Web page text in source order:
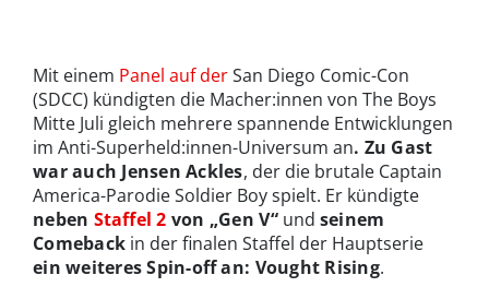
Mit einem Panel auf derSan Diego Comic-Con
(SDCC) kündigten die Macher:innen von The Boys
Mitte Juli gleich mehrere spannende Entwicklungen
im Anti-Superheld:innen-Universum an. Zu Gast
war auch Jensen Ackles, der die brutale Captain
America-Parodie Soldier Boy spielt. Er kündigte
neben Staffel 2 von „Gen V“und seinem
Comeback in der finalen Staffel der Hauptserie
ein weiteresSpin-off an: Vought Rising.